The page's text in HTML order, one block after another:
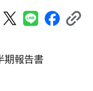
期報告書